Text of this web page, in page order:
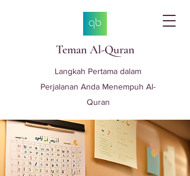
Teman Al-Quran
Langkah Pertama dalam
Perjalanan Anda Menempuh Al-
Quran